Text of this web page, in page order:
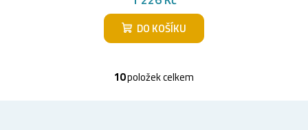
DO KOŠÍKU
O
10položek celkem